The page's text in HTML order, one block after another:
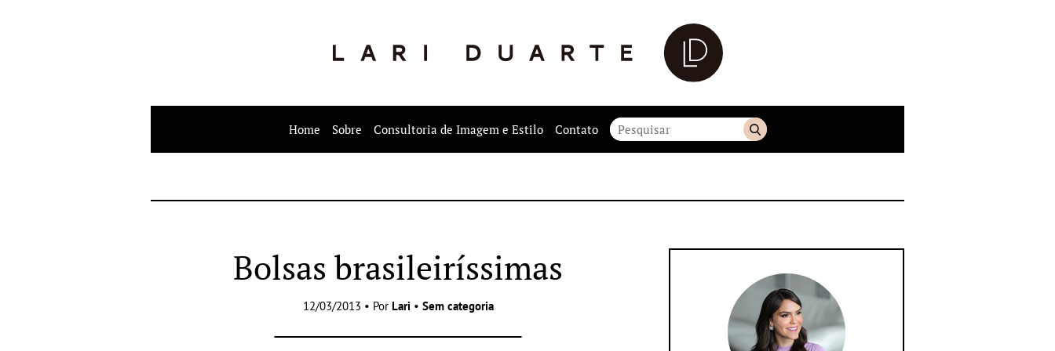
Home Sobre Consultoria de Imagem e Estilo Contato
Bolsas brasileiríssimas
12/03/2013 • Por Lari • Sem categoria